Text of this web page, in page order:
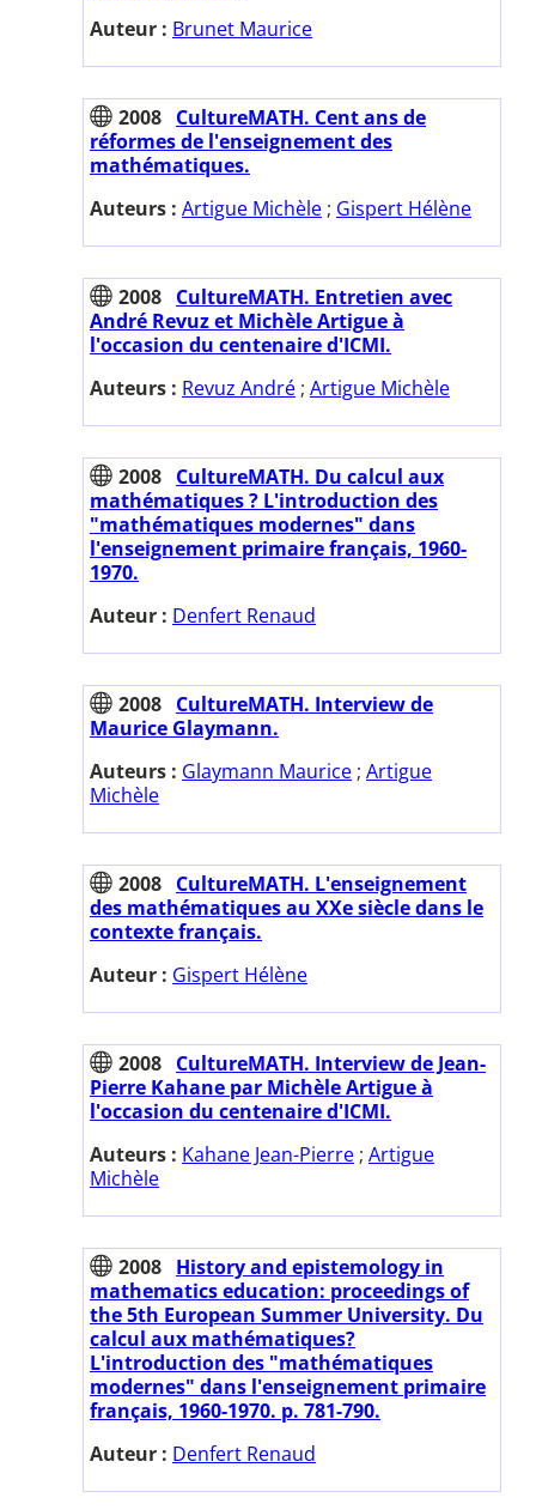
Auteur : Brunet Maurice
2008 CultureMATH. Cent ans de
réformes de l'enseignement des
mathématiques.
Auteurs : Artigue Michèle ; Gispert Hélène
2008 CultureMATH. Entretien avec
André Revuz et Michèle Artigue à
l'occasion du centenaire d'ICMI.
Auteurs : Revuz André ; Artigue Michèle
2008 CultureMATH. Du calcul aux
mathématiques ? L'introduction des
"mathématiques modernes" dans
l'enseignement primaire français, 1960-
1970.
Auteur : Denfert Renaud
2008 CultureMATH. Interview de
Maurice Glaymann.
Auteurs : Glaymann Maurice ; Artigue
Michèle
2008 CultureMATH. L'enseignement
des mathématiques au XXe siècle dans le
contexte français.
Auteur : Gispert Hélène
2008 CultureMATH. Interview de Jean-
Pierre Kahane par Michèle Artigue à
l'occasion du centenaire d'ICMI.
Auteurs : Kahane Jean-Pierre ; Artigue
Michèle
2008 History and epistemology in
mathematics education: proceedings of
the 5th European Summer University. Du
calcul aux mathématiques?
L'introduction des "mathématiques
modernes" dans l'enseignement primaire
français, 1960-1970. p. 781-790.
Auteur : Denfert Renaud